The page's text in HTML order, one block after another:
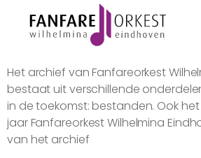
Het archief van Fanfareorkest
bestaat uit verschillende
in de toekomst: bestanden. Ook
jaar Fanfareorkest Wilhelmina
van het archief